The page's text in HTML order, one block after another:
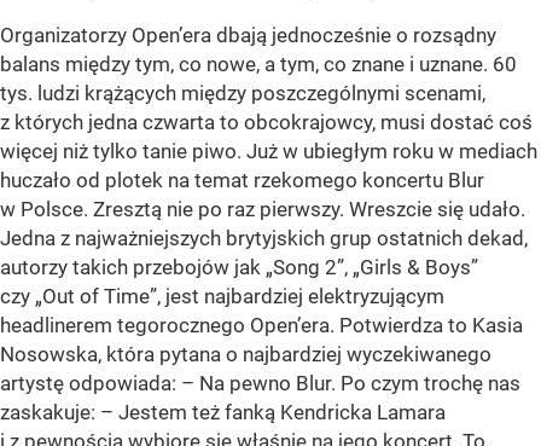
Organizatorzy Open’era dbają jednocześnie o rozsądny
balans między tym, co nowe, a tym, co znane i uznane. 60
tys. ludzi krążących między poszczególnymi scenami,
z których jedna czwarta to obcokrajowcy, musi dostać coś
więcej niż tylko tanie piwo. Już w ubiegłym roku w mediach
huczało od plotek na temat rzekomego koncertu Blur
w Polsce. Zresztą nie po raz pierwszy. Wreszcie się udało.
Jedna z najważniejszych brytyjskich grup ostatnich dekad,
autorzy takich przebojów jak „Song 2”, „Girls & Boys”
czy „Out of Time”, jest najbardziej elektryzującym
headlinerem tegorocznego Open’era. Potwierdza to Kasia
Nosowska, która pytana o najbardziej wyczekiwanego
artystę odpowiada: – Na pewno Blur. Po czym trochę nas
zaskakuje: – Jestem też fanką Kendricka Lamara